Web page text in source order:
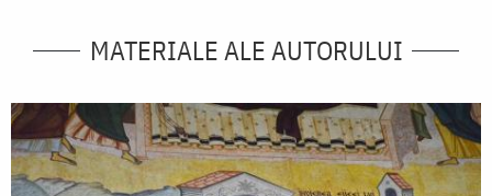
MATERIALE ALE AUTORULUI